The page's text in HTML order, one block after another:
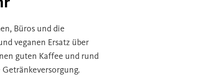
Büros und die
veganen Ersatz über
guten Kaffee und rund